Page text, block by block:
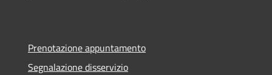
Prenotazione appuntamento
Segnalazione disservizio